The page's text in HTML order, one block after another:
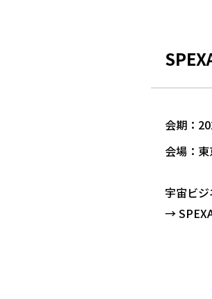
会期：
会場：
宇宙ビ
→